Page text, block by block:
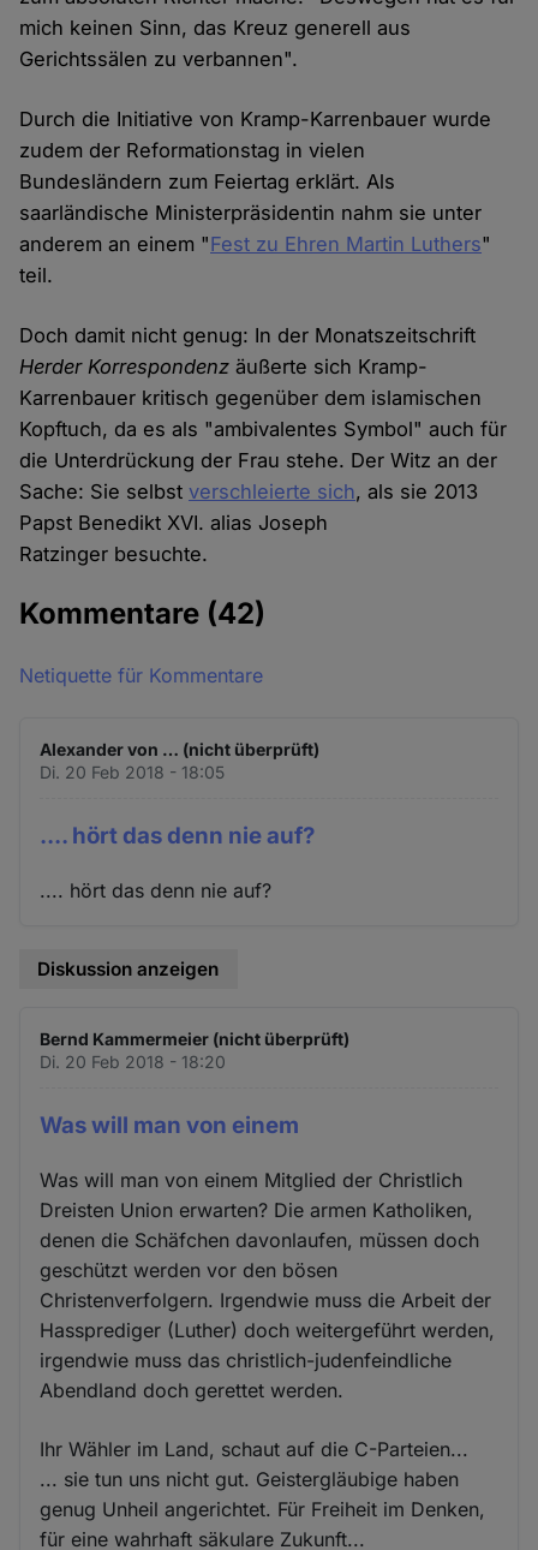
mich keinen Sinn, das Kreuz generell aus
Gerichtssälen zu verbannen".
Durch die Initiative von Kramp-Karrenbauer wurde
zudem der Reformationstag in vielen
Bundesländern zum Feiertag erklärt. Als
saarländische Ministerpräsidentin nahm sie unter
anderem an einem "Fest zu Ehren Martin Luthers"
teil.
Doch damit nicht genug: In der Monatszeitschrift
Herder Korrespondenzäußerte sich Kramp-
Karrenbauer kritisch gegenüber dem islamischen
Kopftuch, da es als "ambivalentes Symbol" auch für
die Unterdrückung der Frau stehe. Der Witz an der
Sache: Sie selbstverschleierte sich, als sie 2013
Papst Benedikt XVI. alias Joseph
Ratzinger besuchte.
Kommentare (42)
Netiquette für Kommentare
Alexander von … (nicht überprüft)
Di. 20 Feb 2018 - 18:05
.... hört das denn nie auf?
.... hört das denn nie auf?
Diskussion anzeigen
Bernd Kammermeier (nicht überprüft)
Di. 20 Feb 2018 - 18:20
Was will man von einem
Was will man von einem Mitglied der Christlich
Dreisten Union erwarten? Die armen Katholiken,
denen die Schäfchen davonlaufen, müssen doch
geschützt werden vor den bösen
Christenverfolgern. Irgendwie muss die Arbeit der
Hassprediger (Luther) doch weitergeführt werden,
irgendwie muss das christlich-judenfeindliche
Abendland doch gerettet werden.
Ihr Wähler im Land, schaut auf die C-Parteien...
... sie tun uns nicht gut. Geistergläubige haben
genug Unheil angerichtet. Für Freiheit im Denken,
für eine wahrhaft säkulare Zukunft...